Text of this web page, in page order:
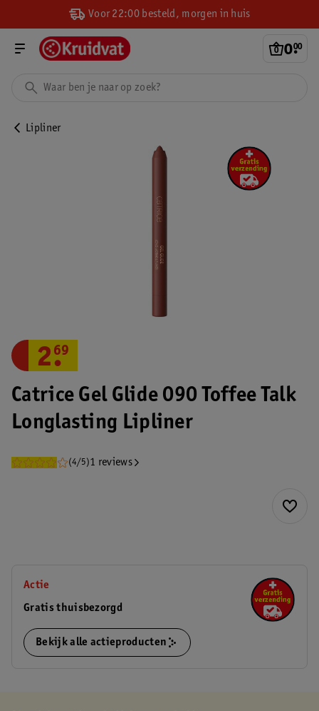
Voor 22:00 besteld, morgen in huis
0.
00
Lipliner
Catrice Gel Glide 090 Toffee Talk
Longlasting Lipliner
(4/5)1 reviews
2.
69
Actie
Gratis thuisbezorgd
Bekijk alle actieproducten